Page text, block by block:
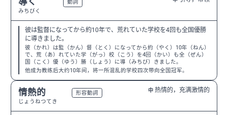
みちびく
動詞
彼は監督になってから約10年で、荒れていた学校を4回も全国優勝
に導きました。
彼（かれ）は監（かん）督（とく）になってから約（やく）10年（ねん）
で、荒（あ）れていた学（がっ）校（こう）を4回（かい）も全（ぜん）
国（こく）優（ゆう）勝（しょう）に導（みちび）きました。
他成为教练后大约10年间，将一所混乱的学校四次带向全国冠军。
情熱的
じょうねつてき
形容動詞 中 热情的，充满激情的